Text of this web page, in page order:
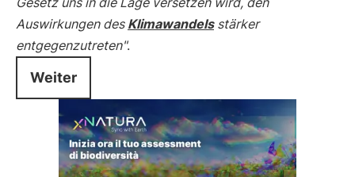
Auswirkungen des Klimawandelsstärker
entgegenzutreten".
Weiter